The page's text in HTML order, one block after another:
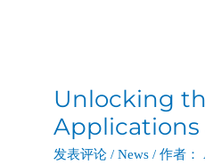
Unlocking
发表评论 /News / 作者：
Unlocking
the
Power
of